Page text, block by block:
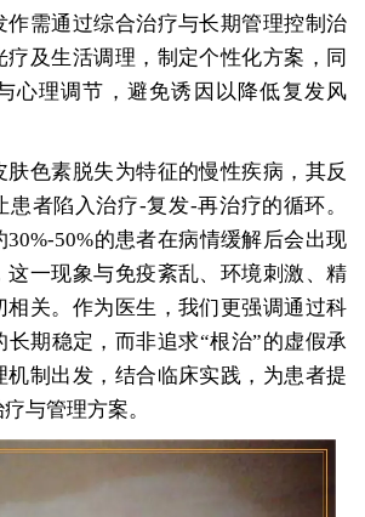
需通过综合治疗与长期管理控制治
及生活调理，制定个性化方案，同
心理调节，避免诱因以降低复发风
肤色素脱失为特征的慢性疾病，其反
者陷入治疗-复发-再治疗的循环。
50%的患者在病情缓解后会出现
这一现象与免疫紊乱、环境刺激、精
相关。作为医生，我们更强调通过科
长期稳定，而非追求“根治”的虚假承
机制出发，结合临床实践，为患者提
与管理方案。